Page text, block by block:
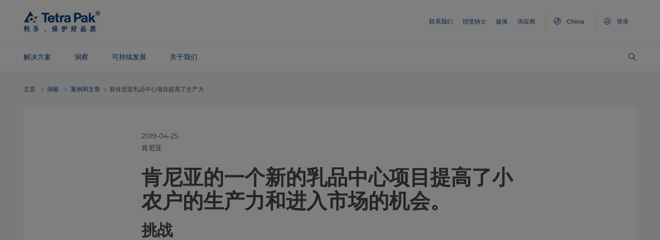
Skip To
Main
Content
联系我们 招贤纳士 媒体 供应商 China 登录
解决方案 洞察 可持续发展 关于我们
Navigation
主页 洞察 案例和文章 新肯尼亚乳品中心项目提高了生产力
2019-04-25
肯尼亚
肯尼亚的一个新的乳品中心项目提高了小
农户的生产力和进入市场的机会。
挑战